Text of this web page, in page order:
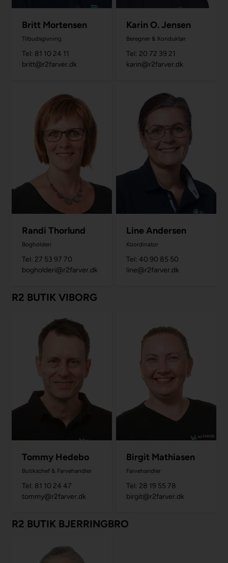
Britt Mortensen
Tilbudsgivning
Tel: 81 10 24 11
britt@r2farver.dk
Karin O. Jensen
Beregner & Konduktør
Tel: 20 72 39 21
karin@r2farver.dk
Randi Thorlund
Bogholderi
Tel: 27 53 97 70
bogholderi@r2farver.dk
Line Andersen
Koordinator
Tel: 40 90 85 50
line@r2farver.dk
R2 BUTIK VIBORG
Tommy Hedebo
Butikschef & Farvehandler
Tel: 81 10 24 47
tommy@r2farver.dk
Birgit Mathiasen
Farvehandler
Tel: 28 19 55 78
birgit@r2farver.dk
R2 BUTIK BJERRINGBRO